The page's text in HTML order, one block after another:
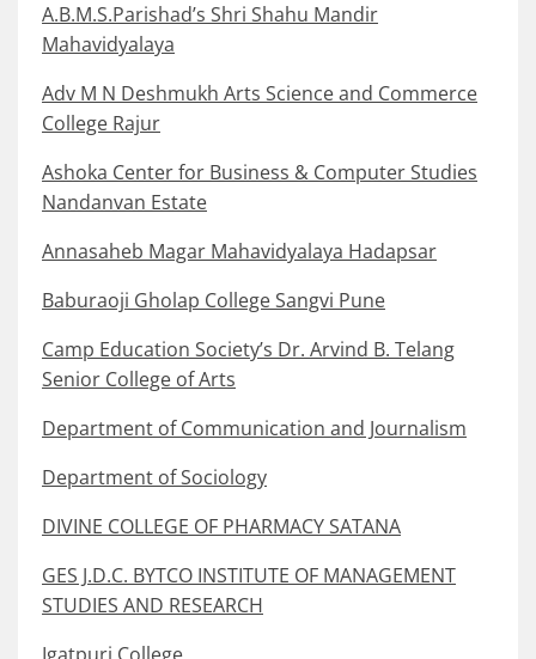
A.B.M.S.Parishad’s Shri Shahu Mandir
Mahavidyalaya
Adv M N Deshmukh Arts Science and Commerce
College Rajur
Ashoka Center for Business & Computer Studies
Nandanvan Estate
Annasaheb Magar Mahavidyalaya Hadapsar
Baburaoji Gholap College Sangvi Pune
Camp Education Society’s Dr. Arvind B. Telang
Senior College of Arts
Department of Communication and Journalism
Department of Sociology
DIVINE COLLEGE OF PHARMACY SATANA
GES J.D.C. BYTCO INSTITUTE OF MANAGEMENT
STUDIES AND RESEARCH